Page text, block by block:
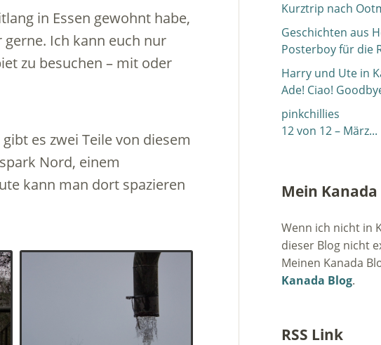
in Essen gewohnt habe,
Ich kann euch nur
zu besuchen – mit oder
es zwei Teile von diesem
Nord, einem
kann man dort spazieren
Kurztrip nach
Geschichten aus
Posterboy für die
Harry und Ute in
Ade! Ciao!
pinkchillies
12 von 12 – März...
Mein Kanada
Wenn ich nicht in
dieser Blog nicht
Meinen Kanada
Kanada Blog.
RSS Link